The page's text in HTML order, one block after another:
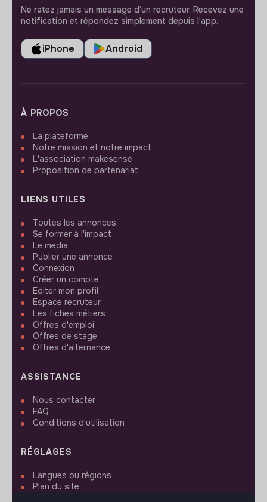
Ne ratez jamais un message d’un recruteur. Recevez une
notification et répondez simplement depuis l’app.
iPhone Android
À PROPOS
La plateforme
Notre mission et notre impact
L'association makesense
Proposition de partenariat
LIENS UTILES
Toutes les annonces
Se former à l'impact
Le media
Publier une annonce
Connexion
Créer un compte
Editer mon profil
Espace recruteur
Les fiches métiers
Offres d'emploi
Offres de stage
Offres d'alternance
ASSISTANCE
Nous contacter
FAQ
Conditions d'utilisation
RÉGLAGES
Langues ou régions
Plan du site